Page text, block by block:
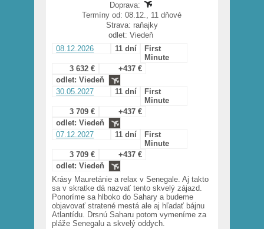
Doprava:
Termíny od: 08.12., 11 dňové
Strava: raňajky
odlet: Viedeň
08.12.2026
11 dní
First
Minute
3 632 €
+437 €
odlet: Viedeň
30.05.2027
11 dní
First
Minute
3 709 €
+437 €
odlet: Viedeň
07.12.2027
11 dní
First
Minute
3 709 €
+437 €
odlet: Viedeň
Krásy Mauretánie a relax v Senegale. Aj takto
sa v skratke dá nazvať tento skvelý zájazd.
Ponoríme sa hlboko do Sahary a budeme
objavovať stratené mestá ale aj hľadať bájnu
Atlantídu. Drsnú Saharu potom vymeníme za
pláže Senegalu a skvelý oddych.